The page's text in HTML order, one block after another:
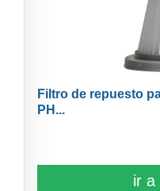
Filtro de repuesto
PH...
ir a